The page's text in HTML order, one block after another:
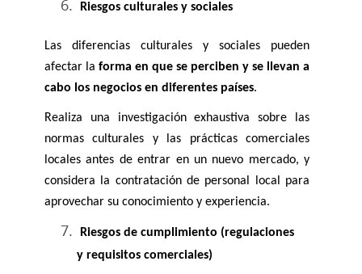
Riesgos culturales y sociales
Las diferencias culturales y sociales pueden
afectar la forma en que se perciben y se llevan a
cabo los negocios en diferentes países.
Realiza una investigación exhaustiva sobre las
normas culturales y las prácticas comerciales
locales antes de entrar en un nuevo mercado, y
considera la contratación de personal local para
aprovechar su conocimiento y experiencia.
Riesgos de cumplimiento (regulaciones
y requisitos comerciales)